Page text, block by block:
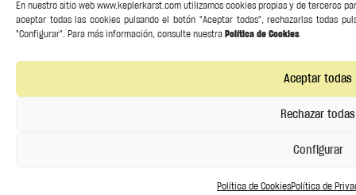
En nuestro sitio web www.keplerkarst.com utilizamos cookies propias y de terceros
aceptar todas las cookies pulsando el botón "Aceptar todas", rechazarlas todas
"Configurar". Para más información, consulte nuestra Política de Cookies.
Aceptar todas
Rechazar todas
Configurar
Política de CookiesPolítica de
Canal de comunicación